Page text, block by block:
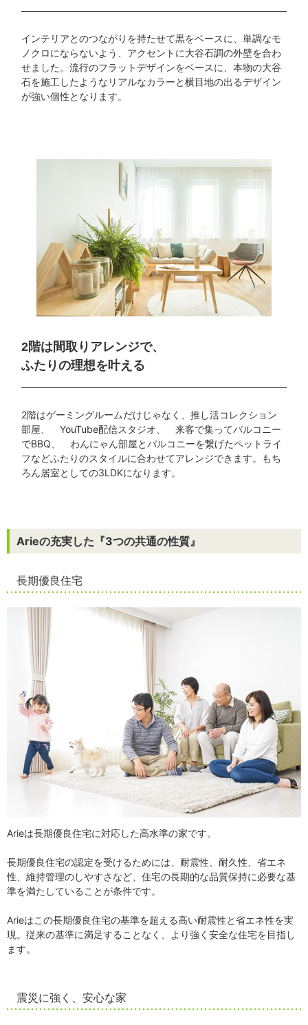
インテリアとのつながりを持たせて黒をベースに、単調なモ
ノクロにならないよう、アクセントに大谷石調の外壁を合わ
せました。流行のフラットデザインをベースに、本物の大谷
石を施工したようなリアルなカラーと横目地の出るデザイン
が強い個性となります。
2階は間取りアレンジで、
ふたりの理想を叶える
2階はゲーミングルームだけじゃなく、推し活コレクション
部屋、 YouTube配信スタジオ、 来客で集ってバルコニー
でBBQ、 わんにゃん部屋とバルコニーを繋げたペットライ
フなどふたりのスタイルに合わせてアレンジできます。もち
ろん居室としての3LDKになります。
Arieの充実した『3つの共通の性質』
長期優良住宅
Arieは長期優良住宅に対応した高水準の家です。
長期優良住宅の認定を受けるためには、耐震性、耐久性、省エネ
性、維持管理のしやすさなど、住宅の長期的な品質保持に必要な基
準を満たしていることが条件です。
Arieはこの長期優良住宅の基準を超える高い耐震性と省エネ性を実
現。従来の基準に満足することなく、より強く安全な住宅を目指し
ます。
震災に強く、安心な家